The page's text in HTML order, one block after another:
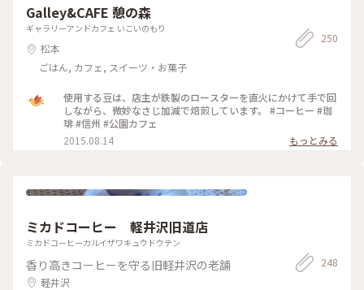
ト #桃 #ことりっぷ長野 #Myことりっぷ #私のことりっぷ2022
Galley&CAFE 憩の森
ギャラリーアンドカフェ いこいのもり
松本
ごはん, カフェ, スイーツ・お菓子
250
使用する豆は、店主が鉄製のロースターを直火にかけて手で回
しながら、微妙なさじ加減で焙煎しています。 #コーヒー #珈
琲 #信州 #公園カフェ
2015.08.14
もっとみる
ミカドコーヒー 軽井沢旧道店
ミカドコーヒーカルイザワキュウドウテン
香り高きコーヒーを守る旧軽井沢の老舗
軽井沢
248